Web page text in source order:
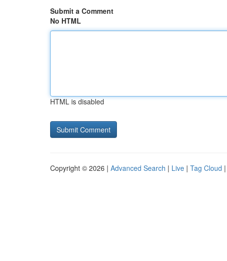
Submit a Comment
No HTML
HTML is disabled
Copyright © 2026 | Advanced Search | Live | Tag Cloud |